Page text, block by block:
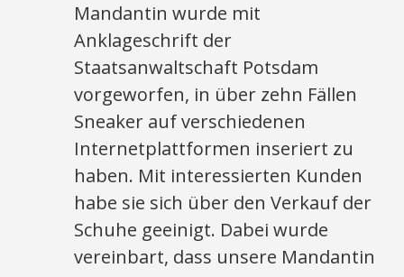
Mandantin wurde mit
Anklageschrift der
Staatsanwaltschaft Potsdam
vorgeworfen, in über zehn Fällen
Sneaker auf verschiedenen
Internetplattformen inseriert zu
haben. Mit interessierten Kunden
habe sie sich über den Verkauf der
Schuhe geeinigt. Dabei wurde
vereinbart, dass unsere Mandantin